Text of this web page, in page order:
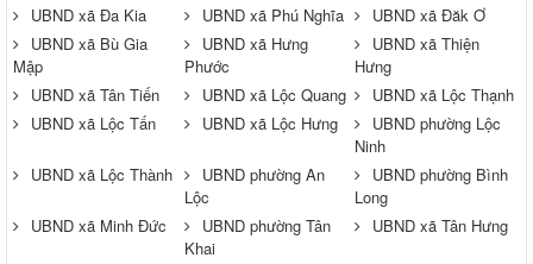
UBND xã Đa Kia
UBND xã Phú Nghĩa
UBND xã Đăk Ơ
UBND xã Bù Gia
Mập
UBND xã Hưng
Phước
UBND xã Thiện
Hưng
UBND xã Tân Tiến
UBND xã Lộc Quang
UBND xã Lộc Thạnh
UBND xã Lộc Tấn
UBND xã Lộc Hưng
UBND phường Lộc
Ninh
UBND xã Lộc Thành
UBND phường An
Lộc
UBND phường Bình
Long
UBND xã Minh Đức
UBND phường Tân
Khai
UBND xã Tân Hưng